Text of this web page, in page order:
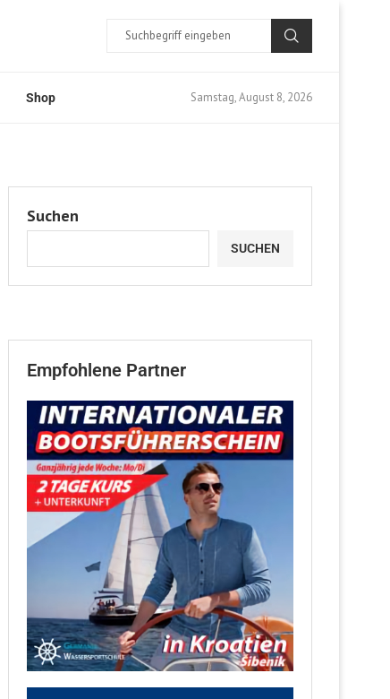
Shop Samstag, August 8, 2026
Suchen
SUCHEN
Empfohlene Partner